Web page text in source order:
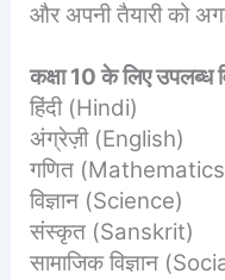
और अपनी तैयारी को
कक्षा 10 के लिए उपलब्ध
हिंदी (Hindi)
अंग्रेज़ी (English)
गणित
विज्ञान (Science)
संस्कृत (Sanskrit)
सामाजिक विज्ञान